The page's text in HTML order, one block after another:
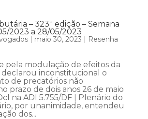
– 323ª edição – Semana
2023 a 28/05/2023
| maio 30, 2023 | Resenha
pela modulação de efeitos da
declarou inconstitucional o
de precatórios não
prazo de dois anos 26 de maio
na ADI 5.755/DF | Plenário do
por unanimidade, entendeu
dos...